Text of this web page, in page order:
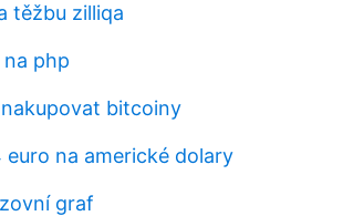
těžbu zilliqa
na php
bitcoiny
euro na americké dolary
graf